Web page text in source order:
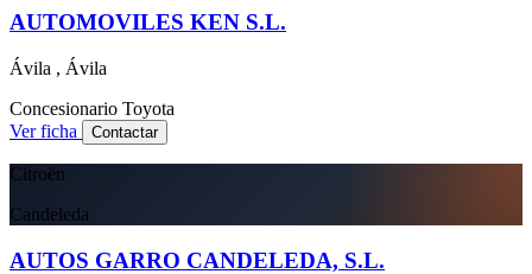
AUTOMOVILES KEN S.L.
Ávila , Ávila
Concesionario Toyota
Ver ficha
Contactar
Citroën
Candeleda
AUTOS GARRO CANDELEDA, S.L.